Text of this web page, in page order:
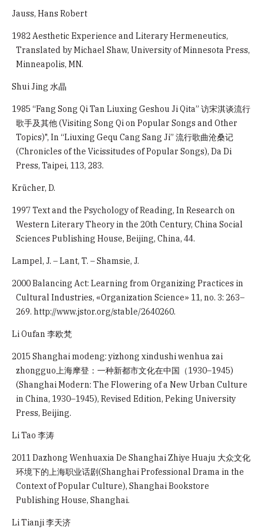
Jauss, Hans Robert
1982 Aesthetic Experience and Literary Hermeneutics,
Translated by Michael Shaw, University of Minnesota Press,
Minneapolis, MN.
Shui Jing 水晶
1985 “Fang Song Qi Tan Liuxing Geshou Ji Qita” 访宋淇谈流行
歌手及其他 (Visiting Song Qi on Popular Songs and Other
Topics)", In “Liuxing Gequ Cang Sang Ji” 流行歌曲沧桑记
(Chronicles of the Vicissitudes of Popular Songs), Da Di
Press, Taipei, 113, 283.
Krücher, D.
1997 Text and the Psychology of Reading, In Research on
Western Literary Theory in the 20th Century, China Social
Sciences Publishing House, Beijing, China, 44.
Lampel, J. – Lant, T. – Shamsie, J.
2000 Balancing Act: Learning from Organizing Practices in
Cultural Industries, «Organization Science» 11, no. 3: 263–
269. http://www.jstor.org/stable/2640260.
Li Oufan 李欧梵
2015 Shanghai modeng: yizhong xindushi wenhua zai
zhongguo上海摩登：一种新都市文化在中国（1930–1945)
(Shanghai Modern: The Flowering of a New Urban Culture
in China, 1930–1945), Revised Edition, Peking University
Press, Beijing.
Li Tao 李涛
2011 Dazhong Wenhuaxia De Shanghai Zhiye Huaju 大众文化
环境下的上海职业话剧(Shanghai Professional Drama in the
Context of Popular Culture), Shanghai Bookstore
Publishing House, Shanghai.
Li Tianji 李天济